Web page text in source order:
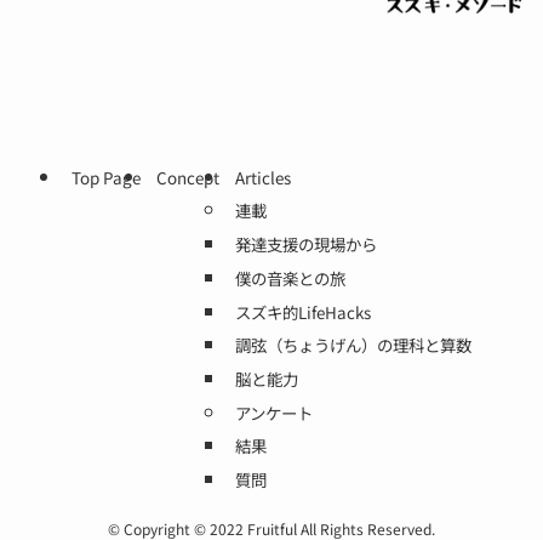
Top Page Concept
Articles
連載
発達支援の現場から
僕の音楽との旅
スズキ的LifeHacks
調弦（ちょうげん）の理科と算数
脳と能力
アンケート
結果
質問
©Copyright © 2022 Fruitful All Rights Reserved.